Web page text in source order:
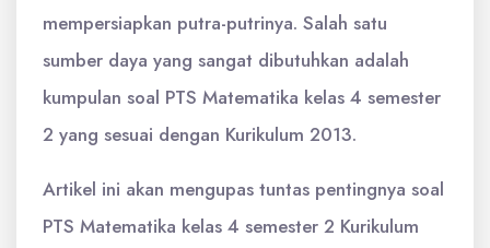
mempersiapkan putra-putrinya. Salah satu
sumber daya yang sangat dibutuhkan adalah
kumpulan soal PTS Matematika kelas 4 semester
2 yang sesuai dengan Kurikulum 2013.
Artikel ini akan mengupas tuntas pentingnya soal
PTS Matematika kelas 4 semester 2 Kurikulum